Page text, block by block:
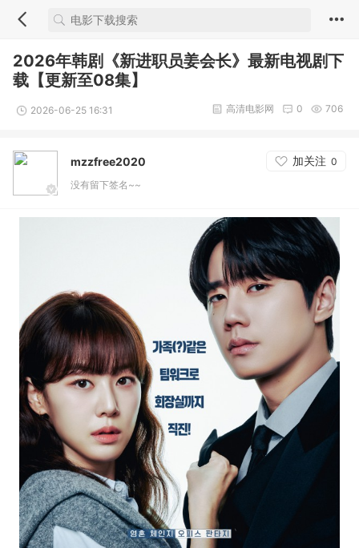
2026年韩剧《新进职员姜会长》最新电视剧下
载【更新至08集】
2026-06-25 16:31 706
0
高清电影网
mzzfree2020 加关注 0
没有留下签名~~